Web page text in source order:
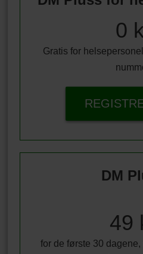
0
Gratis for
DM
49
for de første 30